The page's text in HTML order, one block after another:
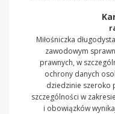
Miłośniczka
zawodowym
prawnych, w
ochrony danych
dziedzinie szeroko
szczególności w
i obowiązków